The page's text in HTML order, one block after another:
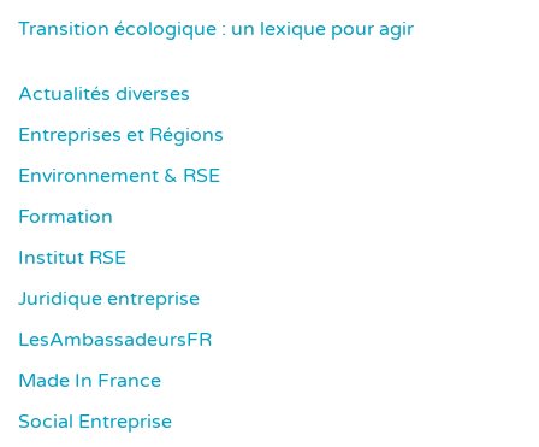
Transition écologique : un lexique pour agir
Actualités diverses
Entreprises et Régions
Environnement & RSE
Formation
Institut RSE
Juridique entreprise
LesAmbassadeursFR
Made In France
Social Entreprise